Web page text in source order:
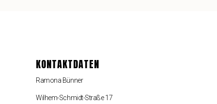
KONTAKTDATEN
Ramona Bünner
Wilhem-Schmidt-Straße 17